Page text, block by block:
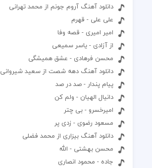
دانلود آهنگ آروم جونم از محمد تهرانی
علی علی - قهرم
امیر امیری - قصه وفا
از آزادی - یاسر سمیعی
محسن فرهادی - عشق همیشگی
دانلود آهنگ دهه شصت از سعید شیروانی
پیام پندار - صد در صد
دانیال الهیان - ولم کن
امیرخسرو - بی چتر
مسعود رضوی - زدی پر
دانلود آهنگ بیزاری از محمد فضلی
محسن بهشتی - الله
جاده - محمود انصاری